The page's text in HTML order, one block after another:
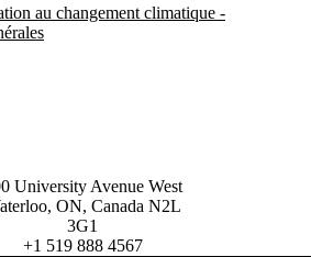
au changement climatique -
of Waterloo
map
University Avenue West
, ON, Canada N2L
3G1
+1 519 888 4567